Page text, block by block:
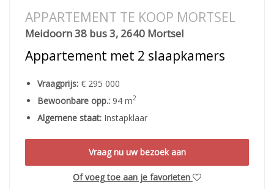
APPARTEMENT TE KOOP MORTSEL
Meidoorn 38 bus 3, 2640 Mortsel
Appartement met 2 slaapkamers
Vraagprijs: € 295 000
Bewoonbare opp.: 94 m2
Algemene staat: Instapklaar
Vraag nu uw bezoek aan
Of voeg toe aan je favorieten